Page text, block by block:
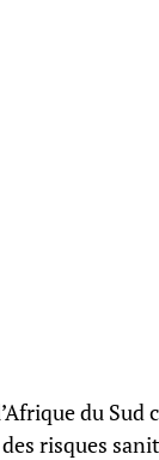
du Sud
risques